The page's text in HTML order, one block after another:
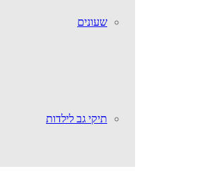
שעונים
תיקי גב לילדות